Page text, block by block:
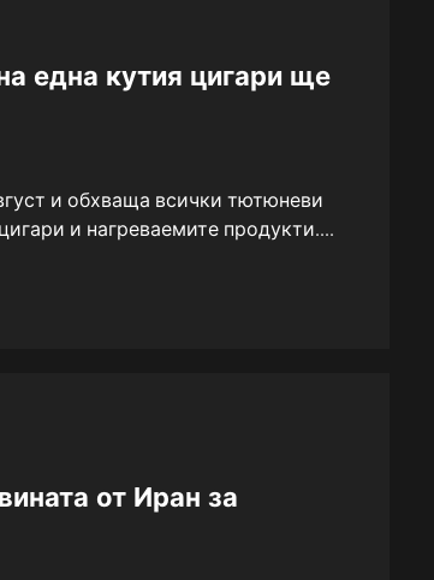
една кутия цигари ще
и обхваща всички тютюневи
и нагреваемите продукти....
от Иран за